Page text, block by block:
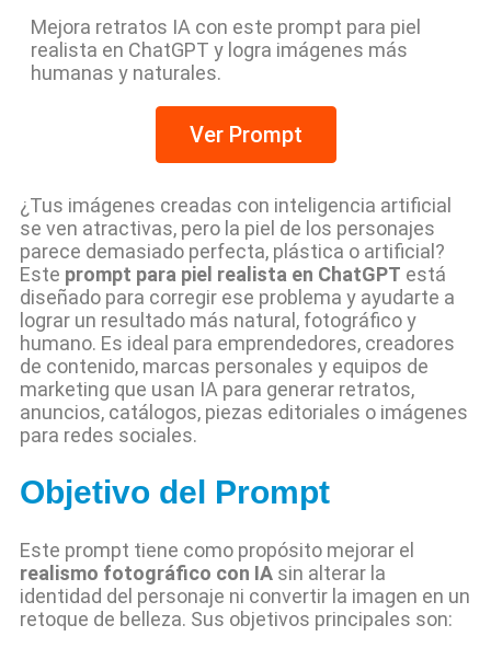
Mejora retratos IA con este prompt para piel
realista en ChatGPT y logra imágenes más
humanas y naturales.
Ver Prompt
¿Tus imágenes creadas con inteligencia artificial
se ven atractivas, pero la piel de los personajes
parece demasiado perfecta, plástica o artificial?
Este prompt para piel realista en ChatGPT está
diseñado para corregir ese problema y ayudarte a
lograr un resultado más natural, fotográfico y
humano. Es ideal para emprendedores, creadores
de contenido, marcas personales y equipos de
marketing que usan IA para generar retratos,
anuncios, catálogos, piezas editoriales o imágenes
para redes sociales.
Objetivo del Prompt
Este prompt tiene como propósito mejorar el
realismo fotográfico con IA sin alterar la
identidad del personaje ni convertir la imagen en un
retoque de belleza. Sus objetivos principales son: